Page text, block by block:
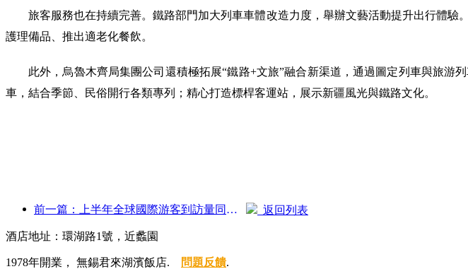
旅客服務也在持續完善。鐵路部門加大列車車體改造力度，舉辦文藝活動提升出行體
護理備品、推出適老化餐飲。
此外，烏魯木齊局集團公司還積極拓展“鐵路+文旅”融合新渠道，通過圖定列車與旅游
車，結合季節、民俗開行各類專列；精心打造標桿客運站，展示新疆風光與鐵路文化。
前一篇：上半年全球國際游客到訪量同比增長5% 返回列表
酒店地址：環湖路1號，近蠡園
1978年開業， 無錫君來湖濱飯店. 問題反饋.